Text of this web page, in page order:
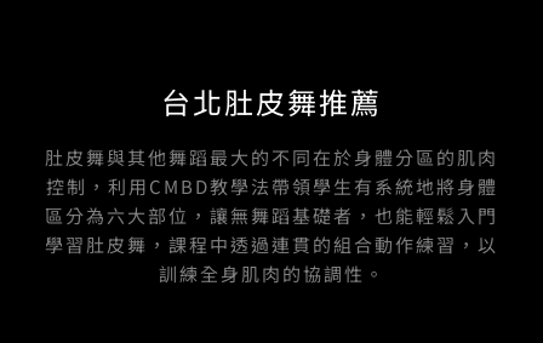
台北肚皮舞推薦
肚皮舞與其他舞蹈最大的不同在於身體分區的肌肉
控制，利用CMBD教學法帶領學生有系統地將身體
區分為六大部位，讓無舞蹈基礎者，也能輕鬆入門
學習肚皮舞，課程中透過連貫的組合動作練習，以
訓練全身肌肉的協調性。